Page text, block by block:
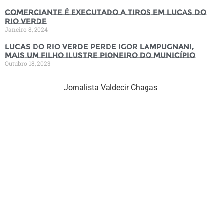
Comerciante é executado a tiros em Lucas do
Rio Verde
Janeiro 8, 2024
Lucas do Rio Verde perde Igor Lampugnani,
mais um filho ilustre pioneiro do município
Outubro 18, 2023
Jornalista Valdecir Chagas